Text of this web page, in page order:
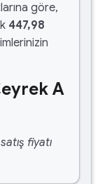
göre,
447,98
A
fiyatı